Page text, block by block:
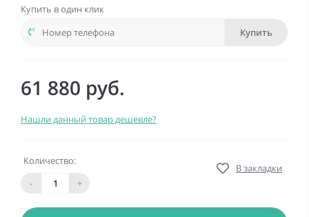
Купить в один клик
Купить
61 880 руб.
Нашли данный товар дешевле?
Количество:
-
+
В закладки